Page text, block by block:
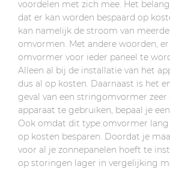
voordelen met zich mee. Het
dat er kan worden bespaard op
kan namelijk de stroom van
omvormen. Met andere woorden,
omvormer voor ieder paneel te
Alleen al bij de installatie van het
dus al op kosten. Daarnaast is het
geval van een stringomvormer
apparaat te gebruiken, bepaal je
Ook omdat dit type omvormer
op kosten besparen. Doordat je
voor al je zonnepanelen hoeft te
op storingen lager in vergelijking